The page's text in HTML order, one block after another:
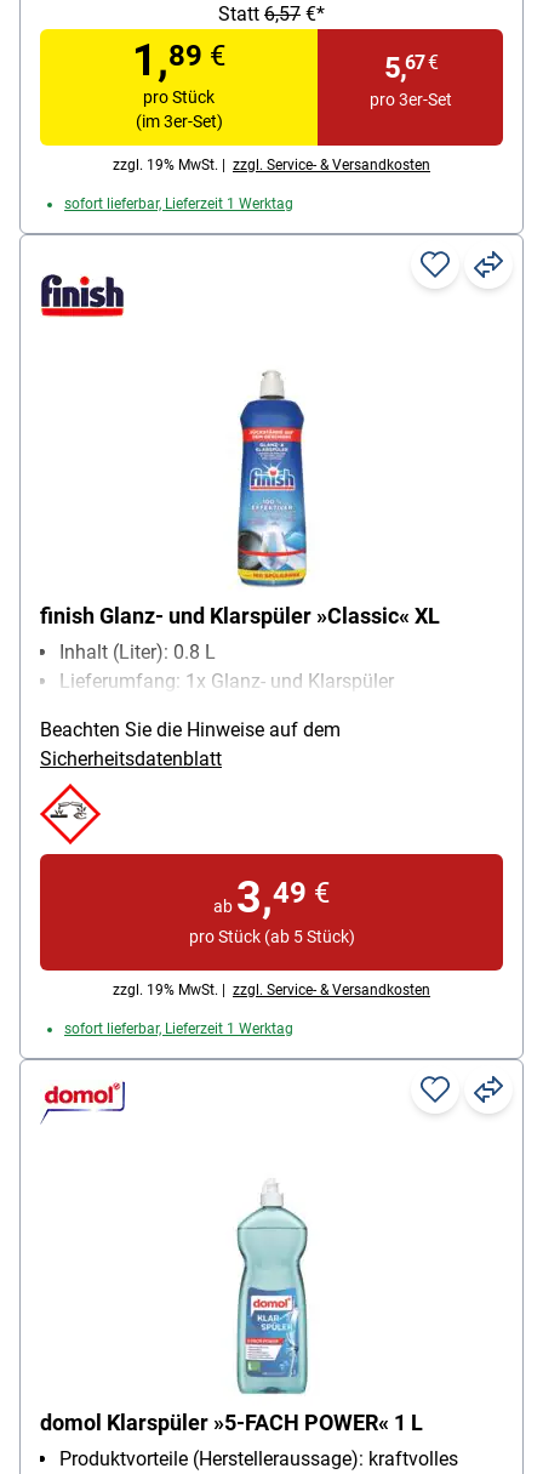
Statt 6,57 €*
1,89 €
pro Stück
(im 3er-Set)
5,67€
pro 3er-Set
zzgl. 19% MwSt. | zzgl. Service- & Versandkosten
sofort lieferbar, Lieferzeit 1 Werktag
finish Glanz- und Klarspüler »Classic« XL
Inhalt (Liter): 0.8 L
Lieferumfang: 1x Glanz- und Klarspüler
Beachten Sie die Hinweise auf dem
Sicherheitsdatenblatt
ab 3,49 €
pro Stück (ab 5 Stück)
zzgl. 19% MwSt. | zzgl. Service- & Versandkosten
sofort lieferbar, Lieferzeit 1 Werktag
domol Klarspüler »5-FACH POWER« 1 L
Produktvorteile (Herstelleraussage): kraftvolles